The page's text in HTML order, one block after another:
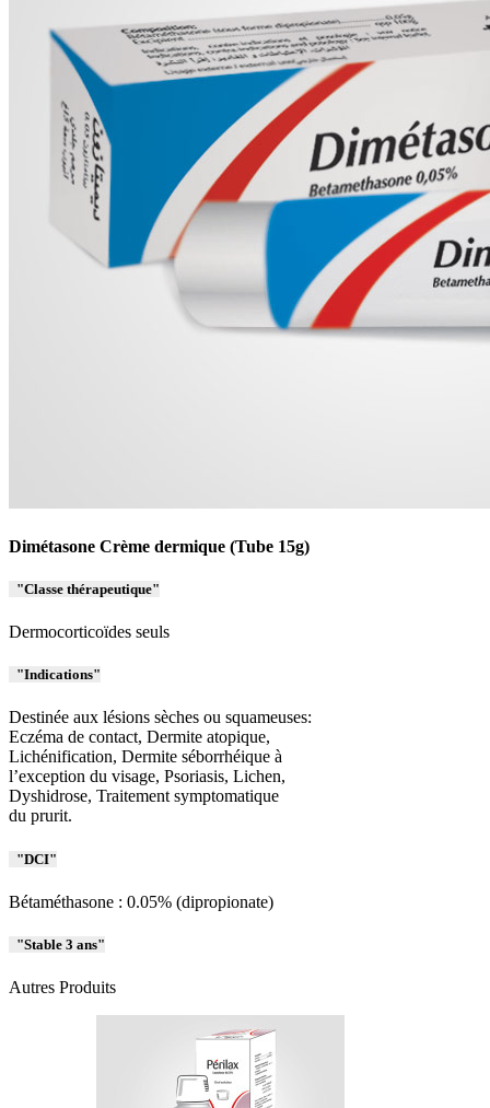
Dimétasone Crème dermique (Tube 15g)
Classe thérapeutique
Dermocorticoïdes seuls
Indications
Destinée aux lésions sèches ou squameuses:
Eczéma de contact, Dermite atopique,
Lichénification, Dermite séborrhéique à
l’exception du visage, Psoriasis, Lichen,
Dyshidrose, Traitement symptomatique
du prurit.
DCI
Bétaméthasone : 0.05% (dipropionate)
Stable 3 ans
Autres Produits